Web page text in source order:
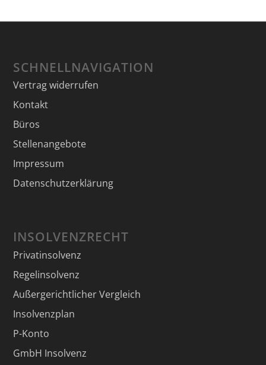
SCHNELLNAVIGATION
Vertrag widerrufen
Kontakt
Büros
Stellenangebote
Impressum
Datenschutzerklärung
INSOLVENZRECHT
Privatinsolvenz
Regelinsolvenz
Außergerichtlicher Vergleich
Insolvenzplan
P-Konto
GmbH Insolvenz